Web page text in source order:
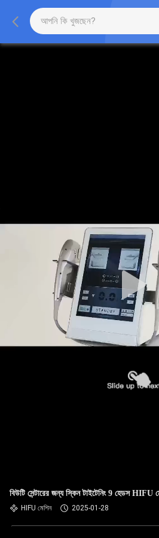
বিউটি সেন্টারের জন্য স্কিন টাইটেনিং 9 হেডস HIFU
HIFU মেশিন 2025-01-28